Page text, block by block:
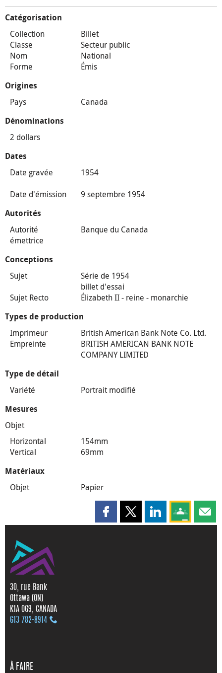
Catégorisation
Collection
Billet
Classe
Secteur public
Nom
National
Forme
Émis
Origines
Pays Canada
Dénominations
2 dollars
Dates
Date gravée
1954
Date d'émission
9 septembre 1954
Autorités
Autorité
émettrice
Banque du Canada
Conceptions
Sujet
Série de 1954
billet d'essai
Sujet Recto
Élizabeth II - reine - monarchie
Types de production
Imprimeur
British American Bank Note Co. Ltd.
Empreinte
BRITISH AMERICAN BANK NOTE
COMPANY LIMITED
Type de détail
Variété Portrait modifié
Mesures
Objet
Horizontal
154mm
Vertical
69mm
Matériaux
Objet Papier
Partager cette page sur
Partager cette page sur X
Partager cette
Partagez
30, rue Bank
Ottawa (ON)
K1A 0G9, CANADA
613 782‑8914
À FAIRE